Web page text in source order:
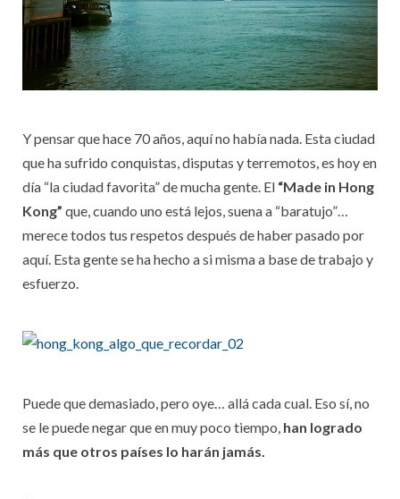
Y pensar que hace 70 años, aquí no había nada. Esta ciudad
que ha sufrido conquistas, disputas y terremotos, es hoy en
día “la ciudad favorita” de mucha gente. El “Made in Hong
Kong” que, cuando uno está lejos, suena a “baratujo”…
merece todos tus respetos después de haber pasado por
aquí. Esta gente se ha hecho a si misma a base de trabajo y
esfuerzo.
Puede que demasiado, pero oye… allá cada cual. Eso sí, no
se le puede negar que en muy poco tiempo, han logrado
más que otros países lo harán jamás.